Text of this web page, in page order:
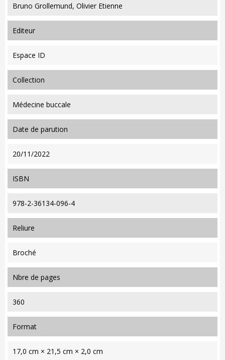
Bruno Grollemund, Olivier Etienne
editeur
Espace ID
collection
Médecine buccale
date de parution
20/11/2022
ISBN
978-2-36134-096-4
reliure
Broché
nbre de pages
360
format
17,0 cm × 21,5 cm × 2,0 cm